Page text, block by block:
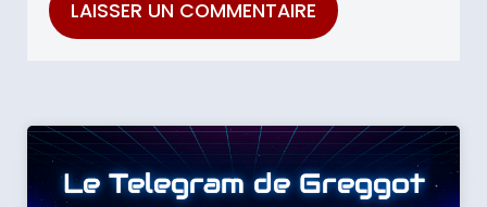
Le Telegram de Greggot